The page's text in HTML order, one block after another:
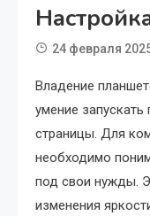
24 февраля
Владение
умение
страницы. Для
необходимо
под свои нужды.
изменения